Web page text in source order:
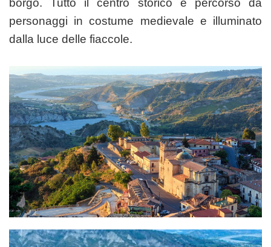
personaggi in costume medievale e illuminato
dalla luce delle fiaccole.